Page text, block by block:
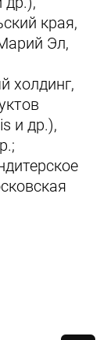
края,
Эл,
холдинг,
и др.),